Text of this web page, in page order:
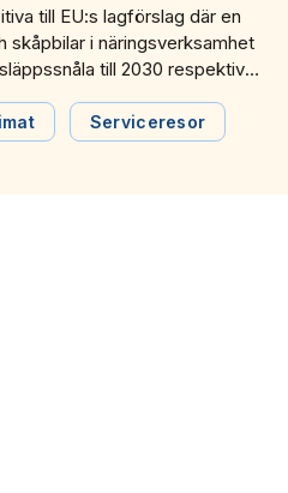
till EU:s lagförslag där en
skåpbilar i näringsverksamhet
till 2030 respektive
är ofta specialanpassade
av elektrifierade
Serviceresor